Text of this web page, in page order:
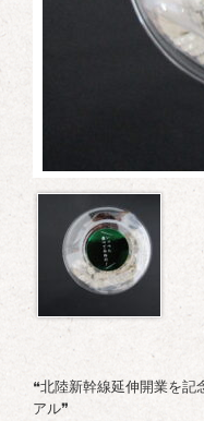
❝北陸新幹線延伸開業を記
アル❞